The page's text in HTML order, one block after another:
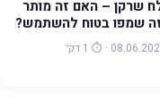
שרקן – האם זה מותר
שמפו בטוח להשתמש?